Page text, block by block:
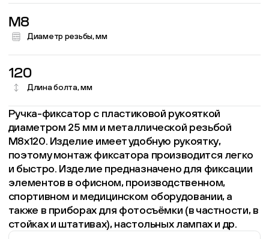
M8
Диаметр резьбы, мм
120
Длина болта, мм
Ручка-фиксатор с пластиковой рукояткой
диаметром 25 мм и металлической резьбой
М8х120. Изделие имеет удобную рукоятку,
поэтому монтаж фиксатора производится легко
и быстро. Изделие предназначено для фиксации
элементов в офисном, производственном,
спортивном и медицинском оборудовании, а
также в приборах для фотосъёмки (в частности, в
стойках и штативах), настольных лампах и др.